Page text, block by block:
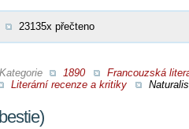
23135x přečteno
Kategorie 1890
Francouzská
Literární recenze a kritiky